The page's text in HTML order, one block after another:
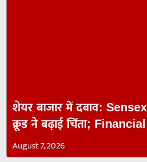
शेयर बाजार में दबाव:
क्रूड ने बढ़ाई चिंता;
August 7, 2026